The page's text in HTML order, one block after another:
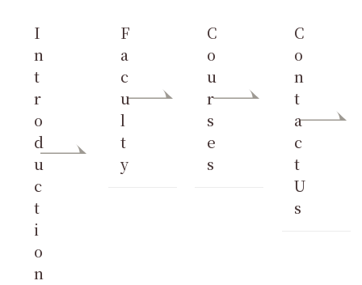
I
n
t
r
o
d
u
c
t
i
o
n
F
a
c
u
l
t
y
C
o
u
r
s
e
s
C
o
n
t
a
c
t
U
s